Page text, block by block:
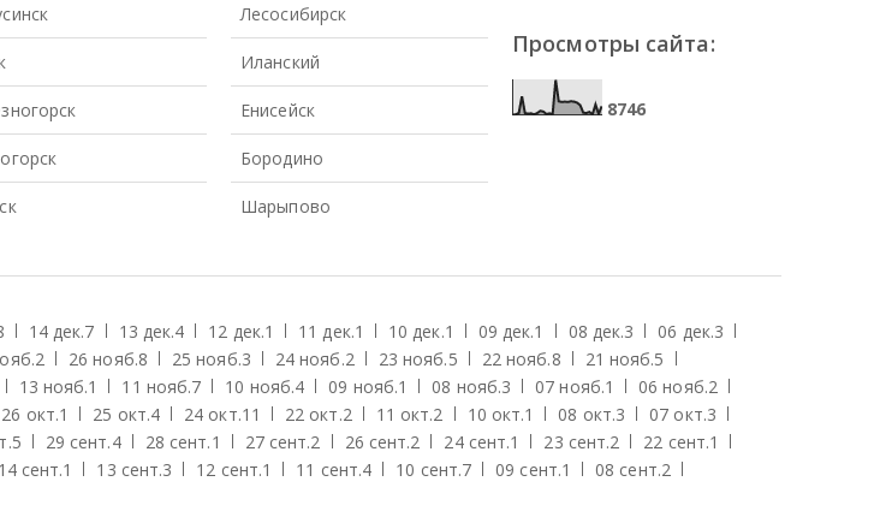
Лесосибирск
Иланский
Енисейск
Бородино
Шарыпово
Просмотры сайта:
8746
14 дек.7 13 дек.4 12 дек.1 11 дек.1 10 дек.1 09 дек.1 08 дек.3 06 дек.3
2 26 нояб.8 25 нояб.3 24 нояб.2 23 нояб.5 22 нояб.8 21 нояб.5
13 нояб.1 11 нояб.7 10 нояб.4 09 нояб.1 08 нояб.3 07 нояб.1 06 нояб.2
26 окт.1 25 окт.4 24 окт.11 22 окт.2 11 окт.2 10 окт.1 08 окт.3 07 окт.3
5 29 сент.4 28 сент.1 27 сент.2 26 сент.2 24 сент.1 23 сент.2 22 сент.1
14 сент.1 13 сент.3 12 сент.1 11 сент.4 10 сент.7 09 сент.1 08 сент.2